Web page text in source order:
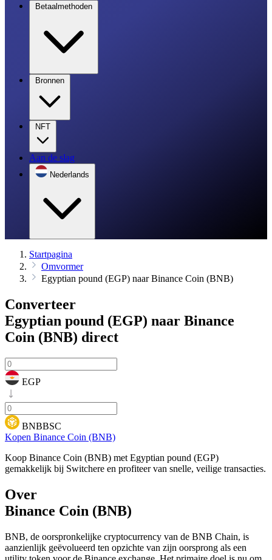
Betaalmethoden
Bronnen
NFT
Aan de slag
Nederlands
Startpagina
Omvormer
Egyptian pound (EGP) naar Binance Coin (BNB)
Converteer
Egyptian pound (EGP) naar Binance
Coin (BNB) direct
EGP
BNBBSC
Kopen Binance Coin (BNB)
Koop Binance Coin (BNB) met Egyptian pound (EGP)
gemakkelijk bij Switchere en profiteer van snelle, veilige transacties.
Over
Binance Coin (BNB)
BNB, de oorspronkelijke cryptocurrency van de BNB Chain, is
aanzienlijk geëvolueerd ten opzichte van zijn oorsprong als een